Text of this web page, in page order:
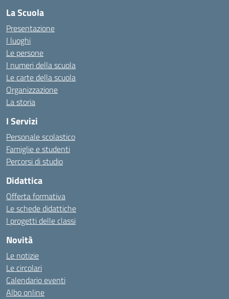
La Scuola
Presentazione
I luoghi
Le persone
I numeri della scuola
Le carte della scuola
Organizzazione
La storia
I Servizi
Personale scolastico
Famiglie e studenti
Percorsi di studio
Didattica
Offerta formativa
Le schede didattiche
I progetti delle classi
Novità
Le notizie
Le circolari
Calendario eventi
Albo online